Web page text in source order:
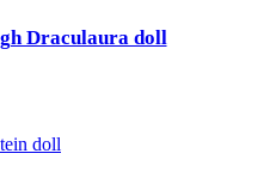
Draculaura doll